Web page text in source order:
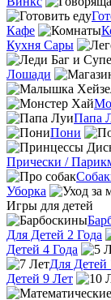
Кафе
Кухня Сары
Лошади
Папа
Пони
Прически /
Уборка
Игры для детей
Для Детей 2 Года
Детей 4 Года
Для Детей
Детей 9 Лет